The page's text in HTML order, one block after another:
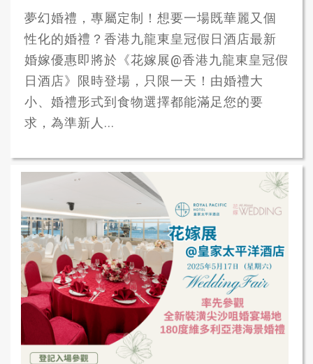
夢幻婚禮，專屬定制！想要一場既華麗又個
性化的婚禮？香港九龍東皇冠假日酒店最新
婚嫁優惠即將於《花嫁展@香港九龍東皇冠假
日酒店》限時登場，只限一天！由婚禮大
小、婚禮形式到食物選擇都能滿足您的要
求，為準新人...